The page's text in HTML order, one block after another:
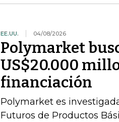
EE.UU. 04/08/2026
Polymarket
US$20.000
financiación
Polymarket es
Futuros de Productos